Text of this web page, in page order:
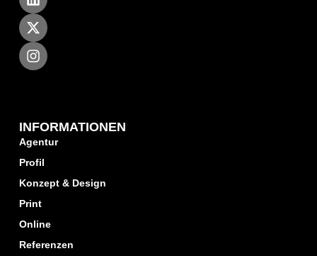
INFORMATIONEN
Agentur
Profil
Konzept & Design
Print
Online
Referenzen